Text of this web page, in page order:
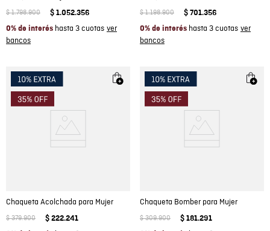
$ 1.798.900 $ 1.052.356
0% de interés hasta 3 cuotas
$ 1.198.900 $ 701.356
0% de interés hasta 3 cuotas
Chaqueta Acolchada para Mujer
$ 379.900 $ 222.241
Chaqueta Bomber para Mujer
$ 309.900 $ 181.291